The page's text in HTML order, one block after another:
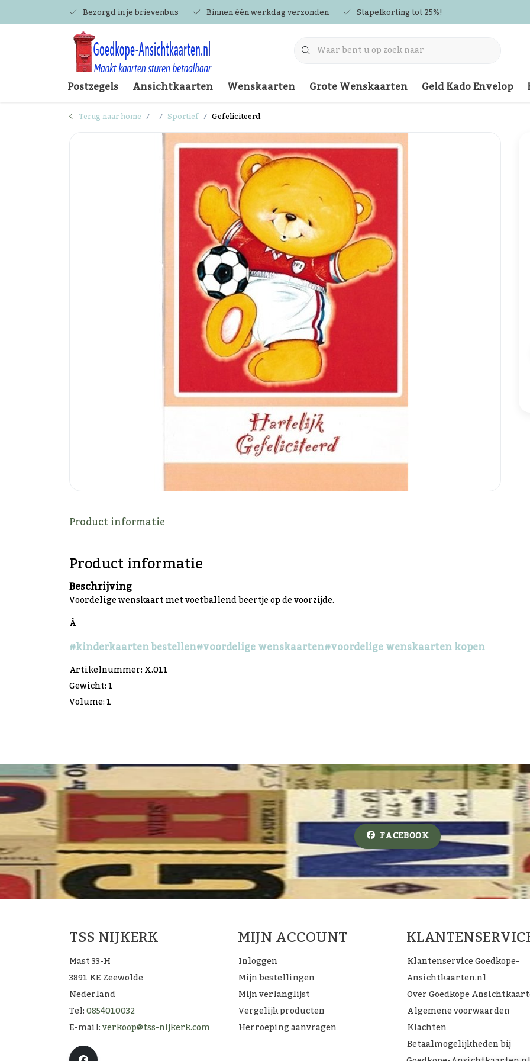
Bezorgd in je brievenbus Binnen één werkdag verzonden Stapelkorting tot 25%!
Postzegels Ansichtkaarten Wenskaarten Grote Wenskaarten Geld Kado Envelop
Terug naar home Sportief Gefeliciteerd
Product informatie
Product informatie
Beschrijving
Voordelige wenskaart met voetballend beertje op de voorzijde.
Â
#kinderkaarten bestellen#voordelige wenskaarten#voordelige wenskaarten kopen
Artikelnummer: X.011
Gewicht: 1
Volume: 1
FACEBOOK
TSS NIJKERK
Mast 33-H
3891 KE Zeewolde
Nederland
Tel:0854010032
E-mail:verkoop@tss-nijkerk.com
MIJN ACCOUNT
Inloggen
Mijn bestellingen
Mijn verlanglijst
Vergelijk producten
Herroeping aanvragen
Klantenservice Goedkope-
Ansichtkaarten.nl
Over Goedkope
Algemene voorwaarden
Klachten
Betaalmogelijkheden bij